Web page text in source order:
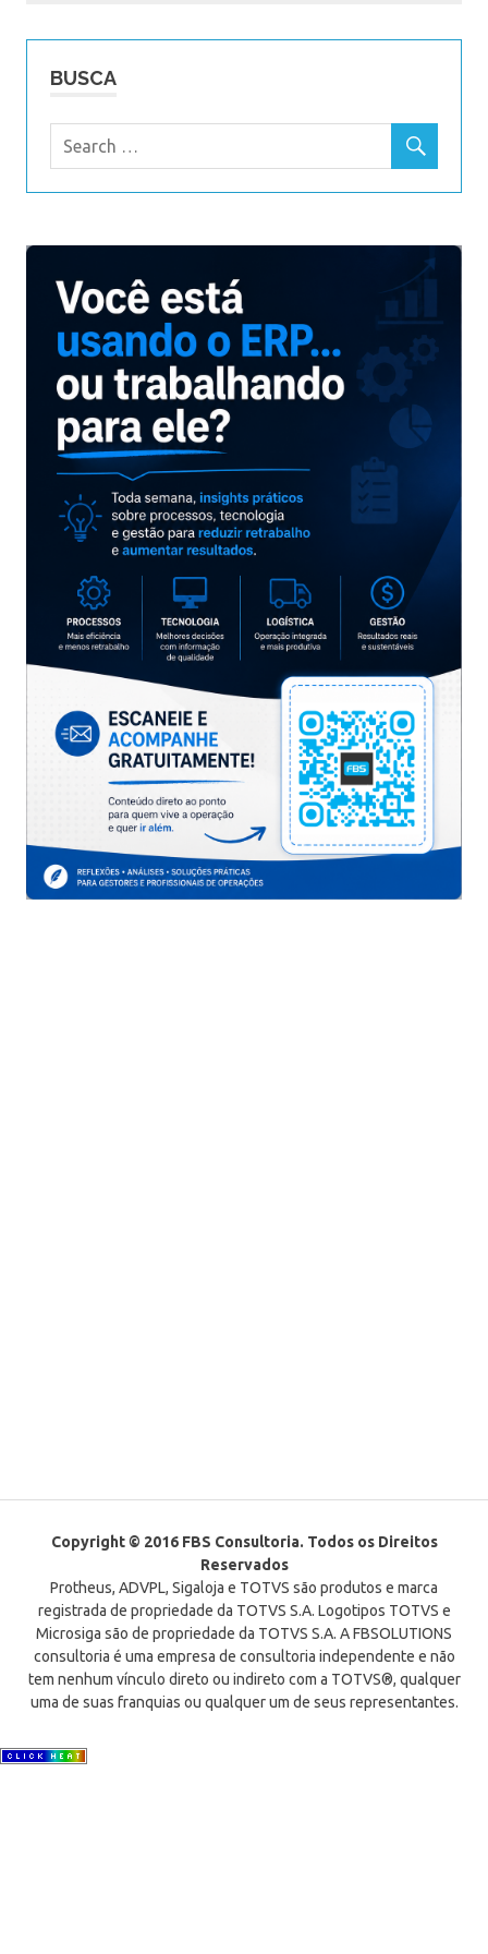
BUSCA
Copyright © 2016 FBS Consultoria. Todos os Direitos
Reservados
Protheus, ADVPL, Sigaloja e TOTVS são produtos e marca
registrada de propriedade da TOTVS S.A. Logotipos TOTVS e
Microsiga são de propriedade da TOTVS S.A. A FBSOLUTIONS
consultoria é uma empresa de consultoria independente e não
tem nenhum vínculo direto ou indireto com a TOTVS®, qualquer
uma de suas franquias ou qualquer um de seus representantes.